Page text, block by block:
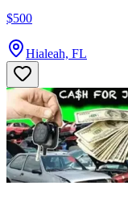
$500
Hialeah, FL